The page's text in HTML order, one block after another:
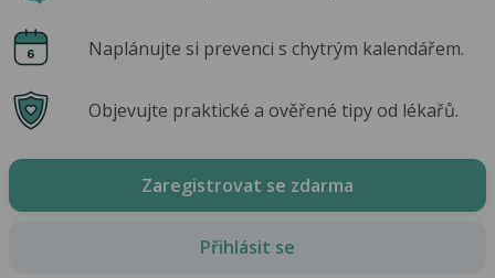
Naplánujte si prevenci s chytrým kalendářem.
Objevujte praktické a ověřené tipy od lékařů.
Zaregistrovat se zdarma
Přihlásit se